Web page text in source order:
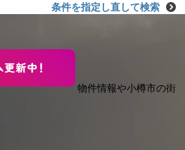
条件を指定し直して検索
物件情報や小樽市の街